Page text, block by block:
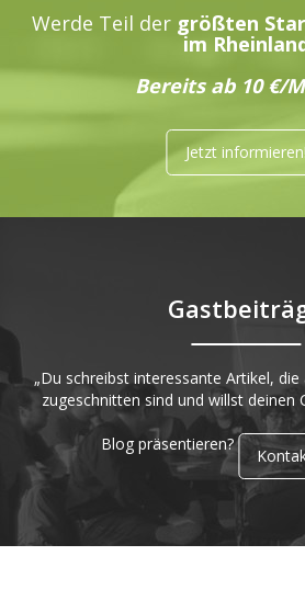
Werde Teil der größten
im
Bereits ab 10 €/
Jetzt informieren!
„Du schreibst interessante Artikel,
zugeschnitten sind und willst deinen
Blog präsentieren?